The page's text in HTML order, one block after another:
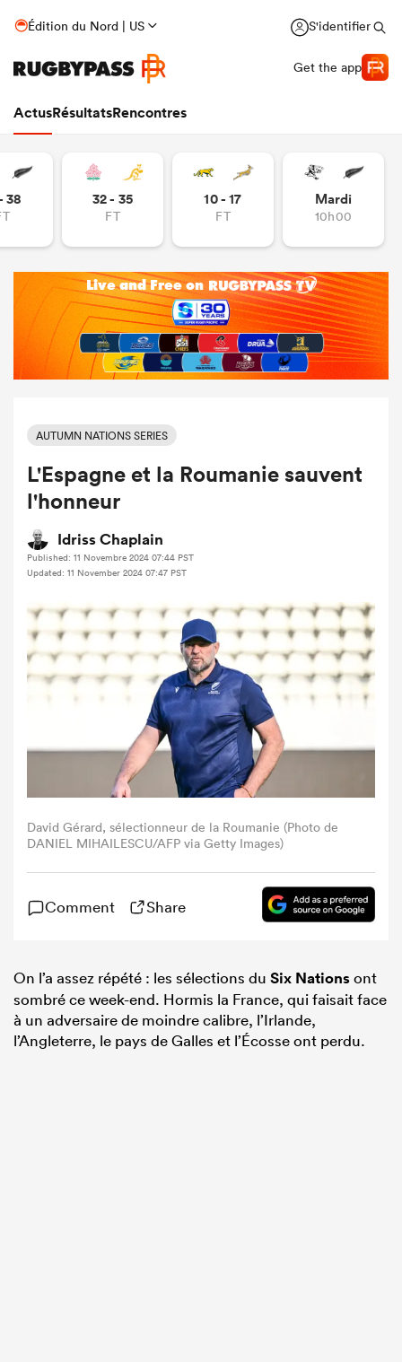
Édition du Nord | US S'identifier
Get the app
ActusRésultatsRencontres
38 32 - 35
FT
10 - 17
FT
Mardi
10h00
AUTUMN NATIONS SERIES
L'Espagne et la Roumanie sauvent
l'honneur
Idriss Chaplain
Published: 11 Novembre 2024 07:44 PST
Updated: 11 November 2024 07:47 PST
David Gérard, sélectionneur de la Roumanie (Photo de
DANIEL MIHAILESCU/AFP via Getty Images)
Comment Share
On l’a assez répété : les sélections du Six Nationsont
sombré ce week-end. Hormis la France, qui faisait face
à un adversaire de moindre calibre, l’Irlande,
l’Angleterre, le pays de Galles et l’Écosse ont perdu.